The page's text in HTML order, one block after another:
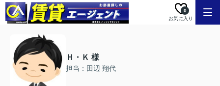
お気に入り
0
Ｈ・Ｋ 様
担当：田辺 翔代